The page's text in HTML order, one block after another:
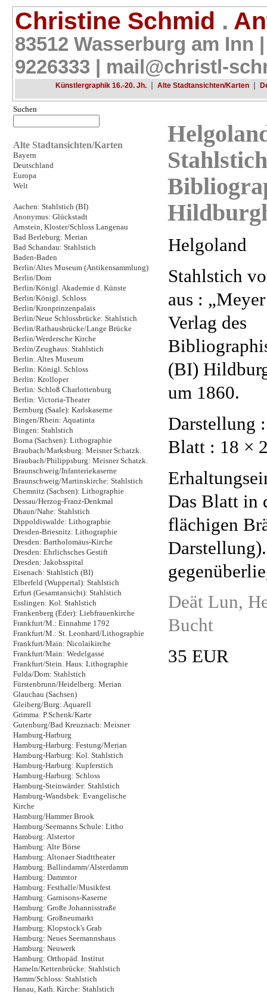
Christine Schmid .
83512 Wasserburg am Inn
9226333 | mail@christl-
Künstlergraphik 16.-20. Jh. | Alte Stadtansichten/Karten |
Suchen
Alte Stadtansichten/Karten
Bayern
Deutschland
Europa
Welt
Aachen: Stahlstich (BI)
Anonymus: Glückstadt
Arnstein, Kloster/Schloss Langenau
Bad Berleburg: Merian
Bad Schandau: Stahlstich
Baden-Baden
Berlin/Altes Museum (Antikensammlung)
Berlin/Dom
Berlin/Königl. Akademie d. Künste
Berlin/Königl. Schloss
Berlin/Kronprinzenpalais
Berlin/Neue Schlossbrücke: Stahlstich
Berlin/Rathausbrücke/Lange Brücke
Berlin/Werdersche Kirche
Berlin/Zeughaus: Stahlstich
Berlin: Altes Museum
Berlin: Königl. Schloss
Berlin: Krolloper
Berlin: Schloß Charlottenburg
Berlin: Victoria-Theater
Bernburg (Saale): Karlskaserne
Bingen/Rhein: Aquatinta
Bingen: Stahlstich
Borna (Sachsen): Lithographie
Braubach/Marksburg: Meisner Schatzk.
Braubach/Philippsburg: Meisner Schatzk.
Braunschweig/Infanteriekaserne
Braunschweig/Martinskirche: Stahlstich
Chemnitz (Sachsen): Lithographie
Dessau/Herzog-Franz-Denkmal
Dhaun/Nahe: Stahlstich
Dippoldiswalde: Lithographie
Dresden-Briesnitz: Lithographie
Dresden: Bartholomäus-Kirche
Dresden: Ehrlichsches Gestift
Dresden: Jakobsspital
Eisenach: Stahlstich (BI)
Elberfeld (Wuppertal): Stahlstich
Erfurt (Gesamtansicht): Stahlstich
Esslingen: Kol. Stahlstich
Frankenberg (Eder): Liebfrauenkirche
Frankfurt/M.: Einnahme 1792
Frankfurt/M.: St. Leonhard/Lithographie
Frankfurt/Main: Nicolaikirche
Frankfurt/Main: Wedelgasse
Frankfurt/Stein. Haus: Lithographie
Fulda/Dom: Stahlstich
Fürstenbrunn/Heidelberg: Merian
Glauchau (Sachsen)
Gleiberg/Burg: Aquarell
Grimma: P.Schenk/Karte
Gutenburg/Bad Kreuznach: Meisner
Hamburg-Harburg
Hamburg-Harburg: Festung/Merian
Hamburg-Harburg: Kol. Stahlstich
Hamburg-Harburg: Kupferstich
Hamburg-Harburg: Schloss
Hamburg-Steinwärder: Stahlstich
Hamburg-Wandsbek: Evangelische
Kirche
Hamburg/Hammer Brook
Hamburg/Seemanns Schule: Litho
Hamburg: Alstertor
Hamburg: Alte Börse
Hamburg: Altonaer Stadttheater
Hamburg: Ballindamm/Alsterdamm
Hamburg: Dammtor
Hamburg: Festhalle/Musikfest
Hamburg: Garnisons-Kaserne
Hamburg: Große Johannisstraße
Hamburg: Großneumarkt
Hamburg: Klopstock's Grab
Hamburg: Neues Seemannshaus
Hamburg: Neuwerk
Hamburg: Orthopäd. Institut
Hameln/Kettenbrücke: Stahlstich
Hamm/Schloss: Stahlstich
Hanau, Kath. Kirche: Stahlstich
Helgoland
Stahlstich
aus :
Verlag des
(BI)
um 1860.
Darstellung
Blatt : 18 ×
Das Blatt in
flächigen
Deät Lun,
Bucht
35 EUR